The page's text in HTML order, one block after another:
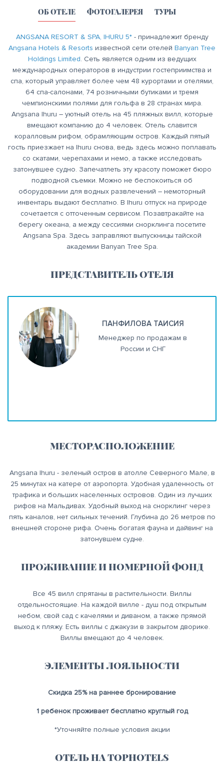
ОБ ОТЕЛЕ ФОТОГАЛЕРЕЯ ТУРЫ
ANGSANA RESORT & SPA, IHURU 5*- принадлежит бренду
Angsana Hotels & Resorts известной сети отелей Banyan Tree
Holdings Limited. Сеть является одним из ведущих
международных операторов в индустрии гостеприимства и
спа, который управляет более чем 48 курортами и отелями,
64 спа-салонами, 74 розничными бутиками и тремя
чемпионскими полями для гольфа в 28 странах мира.
Angsana Ihuru – уютный отель на 45 пляжных вилл, которые
вмещают компанию до 4 человек. Отель славится
коралловым рифом, обрамляющим остров. Каждый пятый
гость приезжает на Ihuru снова, ведь здесь можно поплавать
со скатами, черепахами и немо, а также исследовать
затонувшее судно. Запечатлеть эту красоту поможет бюро
подводной съемки. Можно не беспокоиться об
оборудовании для водных развлечений – немоторный
инвентарь выдают бесплатно. В Ihuru отпуск на природе
сочетается с отточенным сервисом. Позавтракайте на
берегу океана, а между сессиями снорклинга посетите
Angsana Spa. Здесь заправляют выпускницы тайской
академии Banyan Tree Spa.
ПРЕДСТАВИТЕЛЬ ОТЕЛЯ
ПАНФИЛОВА ТАИСИЯ
Менеджер по продажам в
России и СНГ
МЕСТОРАСПОЛОЖЕНИЕ
Angsana Ihuru - зеленый остров в атолле Северного Мале, в
25 минутах на катере от аэропорта. Удобная удаленность от
трафика и больших населенных островов. Один из лучших
рифов на Мальдивах. Удобный выход на снорклинг через
пять каналов, нет сильных течений. Глубина до 26 метров по
внешней стороне рифа. Очень богатая фауна и дайвинг на
затонувшем судне.
ПРОЖИВАНИЕ И НОМЕРНОЙ ФОНД
Все 45 вилл спрятаны в растительности. Виллы
отдельностоящие. На каждой вилле - душ под открытым
небом, свой сад с качелями и диваном, а также прямой
выход к пляжу. Есть виллы с джакузи в закрытом дворике.
Виллы вмещают до 4 человек.
ЭЛЕМЕНТЫ ЛОЯЛЬНОСТИ
Скидка 25% на раннее бронирование
1 ребенок проживает бесплатно круглый год
*Уточняйте полные условия акции
ОТЕЛЬ НА TOPHOTELS